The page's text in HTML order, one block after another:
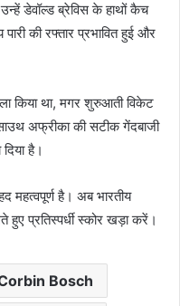
डेवॉल्ड ब्रेविस के हाथों कैच
की रफ्तार प्रभावित हुई और
किया था, मगर शुरुआती विकेट
अफ्रीका की सटीक गेंदबाजी
है।
महत्वपूर्ण है। अब भारतीय
हुए प्रतिस्पर्धी स्कोर खड़ा करें।
Bosch